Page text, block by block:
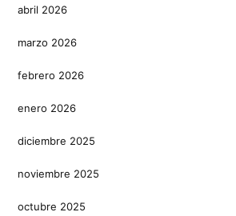
abril 2026
marzo 2026
febrero 2026
enero 2026
diciembre 2025
noviembre 2025
octubre 2025